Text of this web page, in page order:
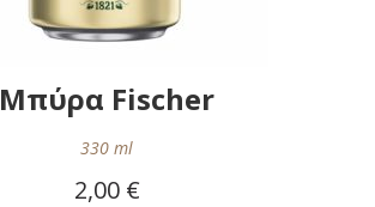
Μπύρα Fischer
330 ml
2,00 €